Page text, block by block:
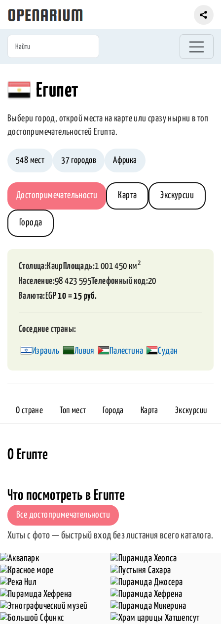
Египет
Выбери город, открой места на карте или сразу нырни в топ
достопримечательностей Египта.
548 мест 37 городов Африка
Достопримечательности Карта Экскурсии
Города
Столица Каир Площадь 1 001 450 км2
Население 98 423 595Телефонный код 20
Валюта EGP10 = 15 руб.
Соседние страны
Израиль Ливия Палестина Судан
О стране Топ мест Города Карта Экскурсии
О Египте
Что посмотреть в Египте
Все достопримечательности
Хиты с фото — быстрый вход без листания всего каталога.